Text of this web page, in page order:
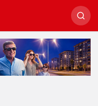
Paylaş